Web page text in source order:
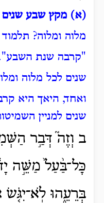
(א) מקץ שבע שנים
מלוה ומלוה?
"קרבה שנת
שנים לכל מלוה
ואחד, היאך היא
שנים למניין
ב וְזֶה֮ דְּבַ֣ר
כָּל־בַּ֨עַל֙ מַשֵּׁ֣ה
בְּרֵעֵ֑הוּ לֹֽא־יִגֹּ֤שׂ